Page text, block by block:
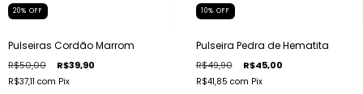
20% OFF
Pulseiras Cordão Marrom
R$50,00 R$39,90
R$37,11 com Pix
10% OFF
Pulseira Pedra de Hematita
R$49,90 R$45,00
R$41,85 com Pix